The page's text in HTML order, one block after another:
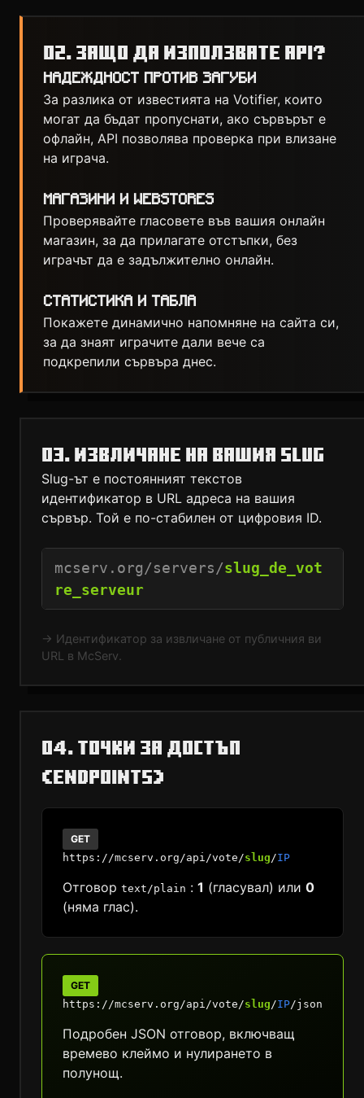
02. ЗАЩО ДА ИЗПОЛЗВАТЕ API?
НАДЕЖДНОСТ ПРОТИВ ЗАГУБИ
За разлика от известията на Votifier, които
могат да бъдат пропуснати, ако сървърът е
офлайн, API позволява проверка при влизане
на играча.
МАГАЗИНИ И WEBSTORES
Проверявайте гласовете във вашия онлайн
магазин, за да прилагате отстъпки, без
играчът да е задължително онлайн.
СТАТИСТИКА И ТАБЛА
Покажете динамично напомняне на сайта си,
за да знаят играчите дали вече са
подкрепили сървъра днес.
03. ИЗВЛИЧАНЕ НА ВАШИЯ SLUG
Slug-ът е постоянният текстов
идентификатор в URL адреса на вашия
сървър. Той е по-стабилен от цифровия ID.
mcserv.org/servers/slug_de_vot
re_serveur
→ Идентификатор за извличане от публичния ви
URL в McServ.
04. ТОЧКИ ЗА ДОСТЪП
(ENDPOINTS)
GET
https://mcserv.org/api/vote/slug/IP
Отговор text/plain : 1 (гласувал) или 0
(няма глас).
GET
https://mcserv.org/api/vote/slug/IP/json
Подробен JSON отговор, включващ
времево клеймо и нулирането в
полунощ.